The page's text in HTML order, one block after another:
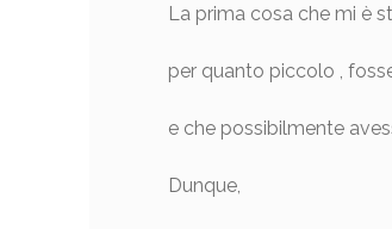
La prima cosa che mi è
per quanto piccolo ,
e che possibilmente
Dunque,